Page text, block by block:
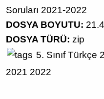
Soruları 2021-2022
DOSYA BOYUTU:
DOSYA TÜRÜ: zip
5. Sınıf Türkçe
2021 2022